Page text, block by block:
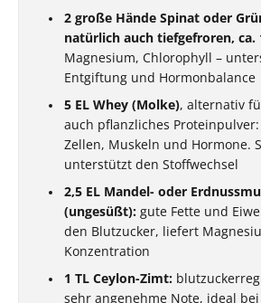
2 große Hände Spinat oder
natürlich auch tiefgefroren, ca.
Magnesium, Chlorophyll –
Entgiftung und Hormonbalance
5 EL Whey (Molke), alternativ
auch pflanzliches
Zellen, Muskeln und Hormone.
unterstützt den Stoffwechsel
2,5 EL Mandel- oder
(ungesüßt): gute Fette und
den Blutzucker, liefert
Konzentration
1 TL Ceylon-Zimt:
sehr angenehme Note, ideal